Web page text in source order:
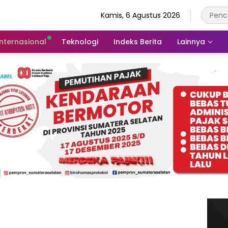
Kamis, 6 Agustus 2026
Teknologi Indeks Berita Lainnya